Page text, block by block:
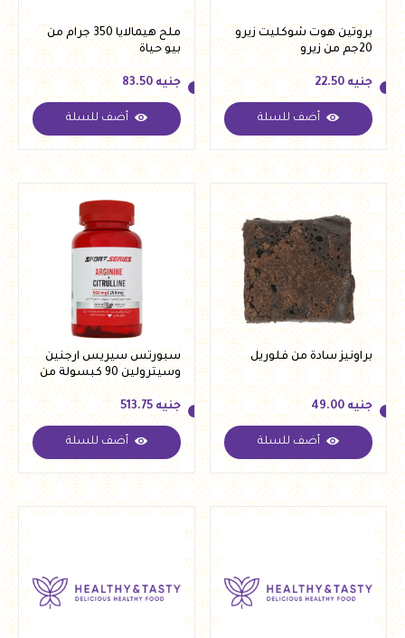
بروتين هوت شوكليت زيرو
20جم من زيرو
جنيه
جنيه 22.50
أضف للسلة
ملح هيمالايا 350 جرام من
بيو حياة
جنيه
جنيه 83.50
أضف للسلة
براونيز سادة من فلوريل
جنيه
جنيه 49.00
أضف للسلة
سبورتس سيريس ارجنين
وسيترولين 90 كبسولة من
بيلدنج بلوكس
جنيه
جنيه 513.75
أضف للسلة